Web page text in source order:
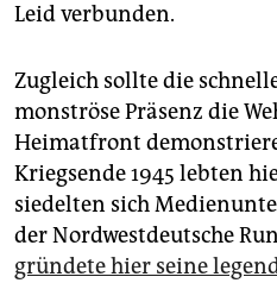
Leid verbunden.
Zugleich sollte die
monströse Präsenz die
Heimatfront
Kriegsende 1945 lebten
siedelten sich
der Nordwestdeutsche
gründete hier seine